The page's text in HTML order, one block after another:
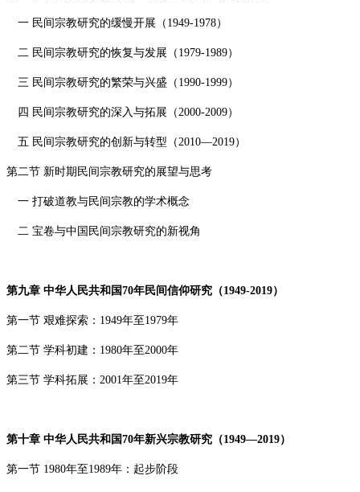
一 民间宗教研究的缓慢开展（ 1949-1978）
二 民间宗教研究的恢复与发展（ 1979-1989）
三 民间宗教研究的繁荣与兴盛（ 1990-1999）
四 民间宗教研究的深入与拓展（ 2000-2009）
五 民间宗教研究的创新与转型（ 2010—2019）
第二节 新时期民间宗教研究的展望与思考
一 打破道教与民间宗教的学术概念
二 宝卷与中国民间宗教研究的新视角
第九章 中华人民共和国70年民间信仰研究（1949-2019）
第一节 艰难探索： 1949年至 1979年
第二节 学科初建： 1980年至 2000年
第三节 学科拓展： 2001 年至 2019年
第十章 中华人民共和国70年新兴宗教研究（1949—2019）
第一节 1980年至 1989年：起步阶段